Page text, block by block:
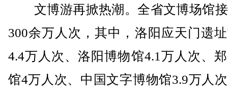
文博游再掀热潮。全省文博场馆
300余万人次，其中，洛阳应天门遗
4.4万人次、洛阳博物馆4.1万人次、
馆4万人次、中国文字博物馆3.9万人